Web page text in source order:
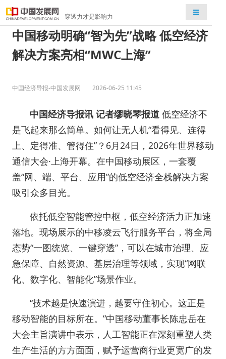
穿透力才是影响力
检索
中国移动明确“智为先”战略 低空经济
解决方案亮相“MWC上海”
中国经济导报-中国发展网 2026-06-25 11:45
中国经济导报讯 记者缪晓琴报道低空经济不
是飞起来那么简单。如何让无人机“看得见、连得
上、定得准、管得住”？6月24日，2026年世界移动
通信大会·上海开幕。在中国移动展区，一套覆
盖“网、端、平台、应用”的低空经济全栈解决方案
吸引众多目光。
依托低空智能管控中枢，低空经济活力正加速
落地。现场展示的中移凌云飞行服务平台，将全局
态势“一图统览、一键穿透”，可以在城市治理、应
急保障、自然资源、基层治理等领域，实现“网联
化、数字化、智能化”场景作业。
“技术越是快速演进，越要守住初心。这正是
移动智能的目标所在。”中国移动董事长陈忠岳在
大会主旨演讲中表示，人工智能正在深刻重塑人类
生产生活的方方面面，赋予运营商行业更宽广的发